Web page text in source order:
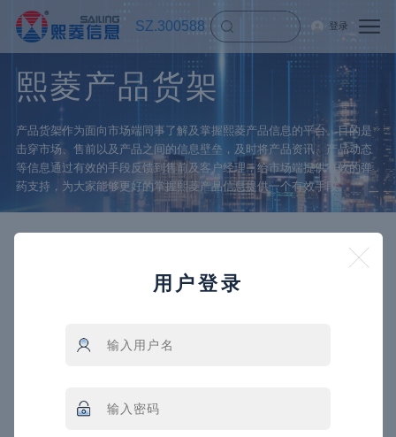
SZ.300588 登录
熙菱产品货架
产品货架作为面向市场端同事了解及掌握熙菱产品信息的平台。目的是
击穿市场、售前以及产品之间的信息壁垒，及时将产品资讯、产品动态
等信息通过有效的手段反馈到售前及客户经理，给市场端提供有效的弹
药支持，为大家能够更好的掌握熙菱产品信息提供一个有效手段。
用户登录